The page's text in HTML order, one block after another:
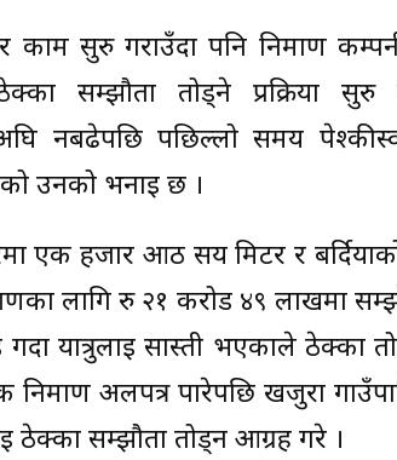
काम सुरु गराउँदा पनि निर्माण
सम्झौता तोड्ने प्रक्रिया
नबढेपछि पछिल्लो समय
उनको भनाइ छ ।
एक हजार आठ सय मिटर र
लागि रु २१ करोड ४९ लाखमा
गर्दा यात्रुलाई सास्ती भएकाले ठेक्का
अलपत्र पारेपछि खजुरा
ठेक्का सम्झौता तोड्न आग्रह गरे ।